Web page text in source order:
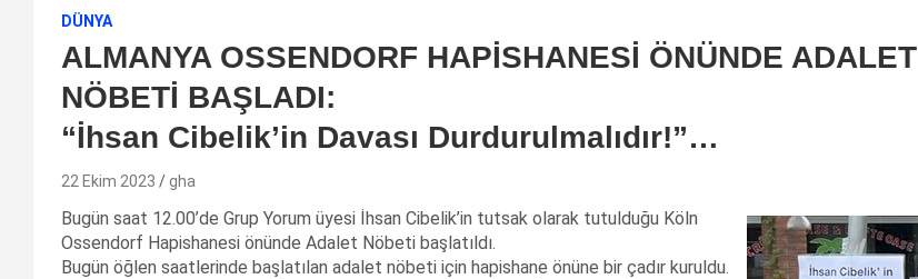
DÜNYA
ALMANYA OSSENDORF HAPİSHANESİ ÖNÜNDE ADALET
NÖBETİ BAŞLADI:
“İhsan Cibelik’in Davası Durdurulmalıdır!”…
22 Ekim 2023 gha
Bugün saat 12.00’de Grup Yorum üyesi İhsan Cibelik’in tutsak olarak tutulduğu Köln
Ossendorf Hapishanesi önünde Adalet Nöbeti başlatıldı.
Bugün öğlen saatlerinde başlatılan adalet nöbeti için hapishane önüne bir çadır kuruldu.